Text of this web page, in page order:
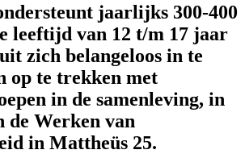
jaarlijks 300-400
leeftijd van 12 t/m 17 jaar
zich belangeloos in te
op te trekken met
in de samenleving, in
de Werken van
in Mattheüs 25.